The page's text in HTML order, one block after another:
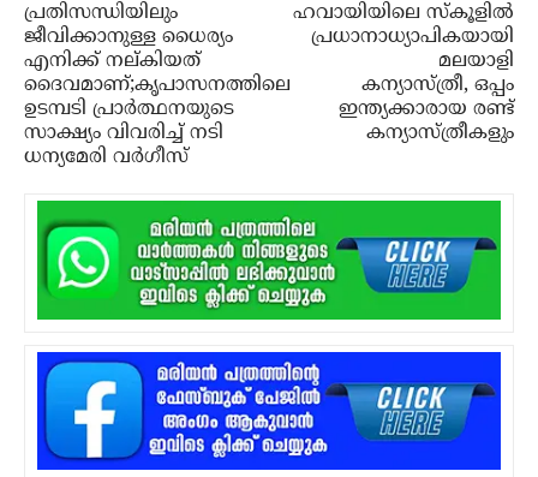
പ്രതിസന്ധിയിലും
ജീവിക്കാനുള്ള ധൈര്യം
എനിക്ക് നല്കിയത്
ദൈവമാണ്;കൃപാസനത്തിലെ
ഉടമ്പടി പ്രാര്‍ത്ഥനയുടെ
സാക്ഷ്യം വിവരിച്ച് നടി
ധന്യമേരി വര്‍ഗീസ്
ഹവായിയിലെ സ്‌കൂളില്‍
പ്രധാനാധ്യാപികയായി
മലയാളി
കന്യാസ്ത്രീ, ഒപ്പം
ഇന്ത്യക്കാരായ രണ്ട്
കന്യാസ്ത്രീകളും